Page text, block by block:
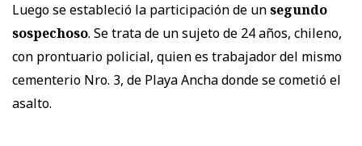
Luego se estableció la participación de unsegundo
sospechoso. Se trata de un sujeto de 24 años, chileno,
con prontuario policial, quien es trabajador del mismo
cementerio Nro. 3, de Playa Ancha donde se cometió el
asalto.